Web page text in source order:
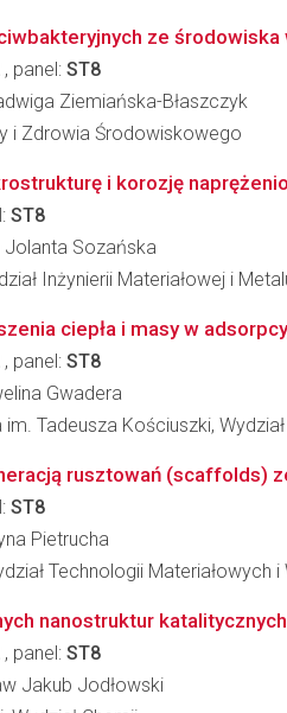
ze środowiska
, panel: ST8
Ziemiańska-Błaszczyk
i Zdrowia Środowiskowego
i korozję
ST8
Jolanta Sozańska
Inżynierii Materiałowej i
ciepła i masy w
, panel: ST8
Gwadera
Tadeusza Kościuszki,
rusztowań (scaffolds)
ST8
Pietrucha
Technologii Materiałowych
nanostruktur
, panel: ST8
Jakub Jodłowski